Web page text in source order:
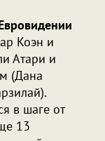
Коэн и
Атари и
(Дана
в шаге от
13